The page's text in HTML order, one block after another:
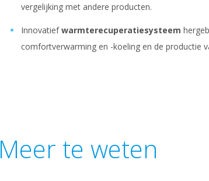
vergelijking met andere producten.
Innovatiefwarmterecuperatiesysteem
comfortverwarming en -koeling en de productie
Meer te weten